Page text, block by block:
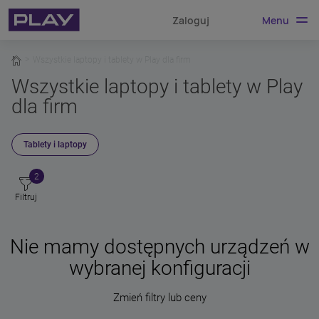
Zaloguj Menu
Wszystkie laptopy i tablety w Play
dla firm
Tablety i laptopy
Filtruj
2
Nie mamy dostępnych urządzeń w
wybranej konfiguracji
Zmień filtry lub ceny